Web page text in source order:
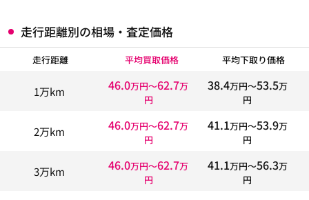
走行距離別の相場・査定価格
走行距離 平均買取価格 平均下取り価格
1万km 46.0万円〜62.7万
円
38.4万円〜53.5万
円
2万km 46.0万円〜62.7万
円
41.1万円〜53.9万
円
3万km 46.0万円〜62.7万
円
41.1万円〜56.3万
円